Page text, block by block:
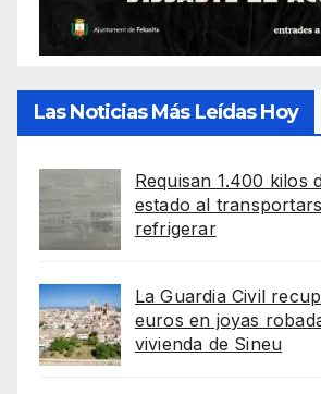
Las Noticias Más Leídas Hoy
Requisan 1.400 kilos
estado al
refrigerar
La Guardia Civil
euros en joyas
vivienda de Sineu